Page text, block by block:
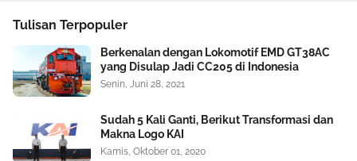
Tulisan Terpopuler
Berkenalan dengan Lokomotif EMD GT38AC
yang Disulap Jadi CC205 di Indonesia
Senin, Juni 28, 2021
Sudah 5 Kali Ganti, Berikut Transformasi dan
Makna Logo KAI
Kamis, Oktober 01, 2020